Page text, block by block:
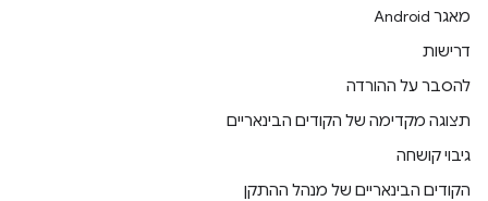
מאגר Android
דרישות
להסבר על ההורדה
תצוגה מקדימה של הקודים הבינאריים
גיבוי קושחה
הקודים הבינאריים של מנהל ההתקן